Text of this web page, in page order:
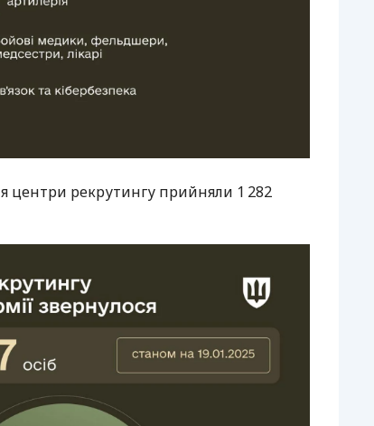
центри рекрутингу прийняли 1 282